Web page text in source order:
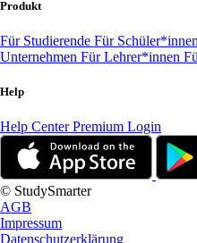
Produkt
Für Studierende Für Schüler*innen
Unternehmen Für Lehrer*innen
Help
Help CenterPremium Login
© StudySmarter
AGB
Impressum
Datenschutzerklärung